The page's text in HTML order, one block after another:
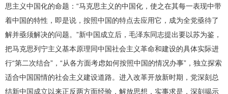
思主义中国化的命题：“马克思主义的中国化，使之在其每一表现中带
着中国的特性，即是说，按照中国的特点去应用它，成为全党亟待了
解并亟须解决的问题。”新中国成立后，毛泽东同志提出要以苏为鉴，
把马克思列宁主义基本原理同中国社会主义革命和建设的具体实际进
行“第二次结合”，“从各方面考虑如何按照中国的情况办事”，独立探索
适合中国国情的社会主义建设道路。进入改革开放新时期，党深刻总
结新中国成立以来正反两方面经验，解放思想，实事求是，深刻揭示